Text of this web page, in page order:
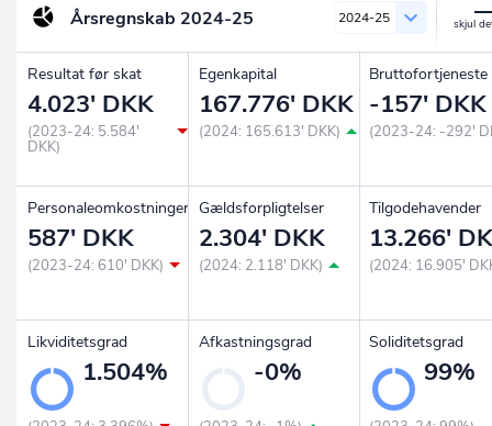
Årsregnskab 2024-25 2024-25
Resultat før skat
4.023' DKK
(2023-24: 5.584'
DKK)
Egenkapital
167.776' DKK
(2024: 165.613' DKK)
Bruttofortjeneste
-157' DKK
(2023-24: -292'
Personaleomkostninger
587' DKK
(2023-24: 610' DKK)
Gældsforpligtelser
2.304' DKK
(2024: 2.118' DKK)
Tilgodehavender
13.266'
(2024: 16.905'
Likviditetsgrad
1.504%
Afkastningsgrad
-0%
Soliditetsgrad
99%